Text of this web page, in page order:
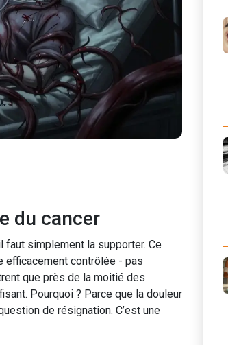
du cancer
faut simplement la supporter. Ce
efficacement contrôlée - pas
que près de la moitié des
Pourquoi ? Parce que la douleur
de résignation. C’est une